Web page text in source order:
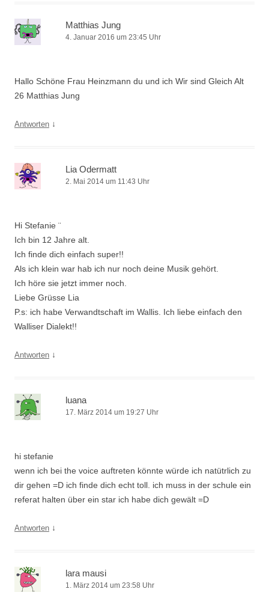
Matthias Jung
4. Januar 2016 um 23:45 Uhr
Hallo Schöne Frau Heinzmann du und ich Wir sind Gleich Alt
26 Matthias Jung
Antworten ↓
Lia Odermatt
2. Mai 2014 um 11:43 Uhr
Hi Stefanie ¨
Ich bin 12 Jahre alt.
Ich finde dich einfach super!!
Als ich klein war hab ich nur noch deine Musik gehört.
Ich höre sie jetzt immer noch.
Liebe Grüsse Lia
P.s: ich habe Verwandtschaft im Wallis. Ich liebe einfach den
Walliser Dialekt!!
Antworten ↓
luana
17. März 2014 um 19:27 Uhr
hi stefanie
wenn ich bei the voice auftreten könnte würde ich natütrlich zu
dir gehen =D ich finde dich echt toll. ich muss in der schule ein
referat halten über ein star ich habe dich gewält =D
Antworten ↓
lara mausi
1. März 2014 um 23:58 Uhr